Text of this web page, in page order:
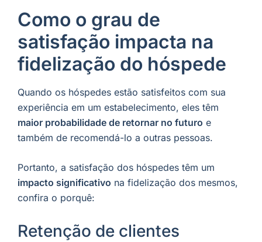
Como o grau de
satisfação impacta na
fidelização do hóspede
Quando os hóspedes estão satisfeitos com sua
experiência em um estabelecimento, eles têm
maior probabilidade de retornar no futuro e
também de recomendá-lo a outras pessoas.
Portanto, a satisfação dos hóspedes têm um
impacto significativo na fidelização dos mesmos,
confira o porquê:
Retenção de clientes